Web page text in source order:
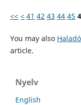
<< < 41 42 43 44 45
You may also
article.
Nyelv
English